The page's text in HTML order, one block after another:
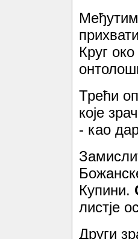
Круг
Трећи
које
- као
Купини.
листје
Други